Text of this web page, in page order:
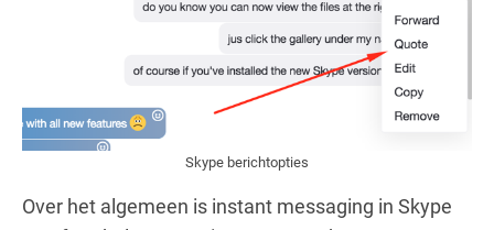
Skype berichtopties
Over het algemeen is instant messaging in Skype